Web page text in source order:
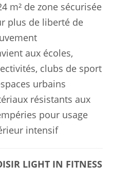
m² de zone sécurisée
plus de liberté de
aux écoles,
clubs de sport
urbains
résistants aux
pour usage
intensif
LIGHT IN FITNESS